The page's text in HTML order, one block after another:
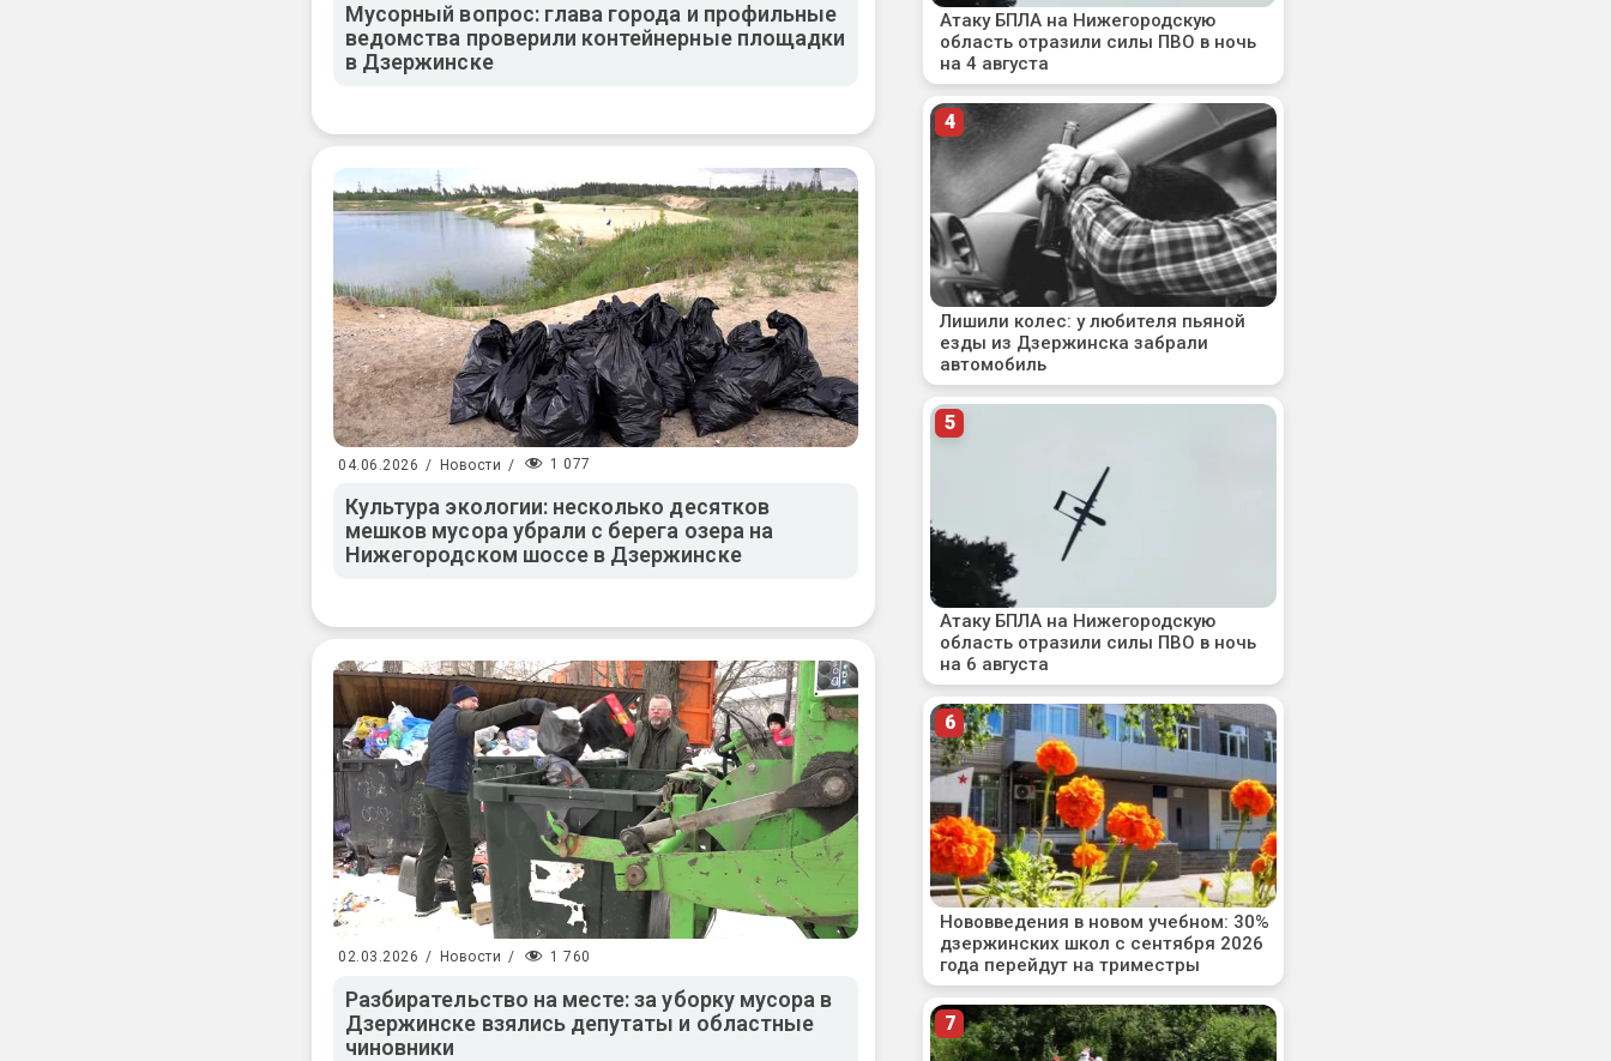
Мусорный вопрос: глава города и профильные
ведомства проверили контейнерные площадки
в Дзержинске
04.06.2026 / Новости / 1 077
Культура экологии: несколько десятков
мешков мусора убрали с берега озера на
Нижегородском шоссе в Дзержинске
02.03.2026 / Новости / 1 760
Разбирательство на месте: за уборку мусора в
Дзержинске взялись депутаты и областные
чиновники